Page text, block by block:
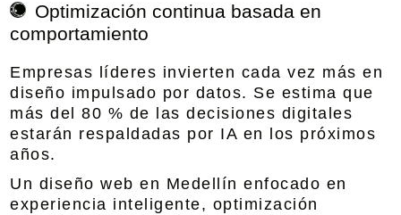
Optimización continua basada en
comportamiento
Empresas líderes invierten cada vez más en
diseño impulsado por datos. Se estima que
más del 80 % de las decisiones digitales
estarán respaldadas por IA en los próximos
años.
Un diseño web en Medellín enfocado en
experiencia inteligente, optimización